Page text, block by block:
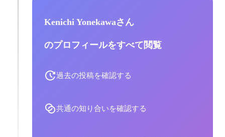
Kenichi Yonekawaさん
のプロフィールをすべて閲覧
過去の投稿を確認する
共通の知り合いを確認する